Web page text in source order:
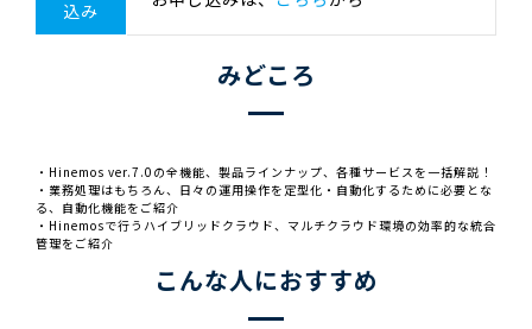
込み
みどころ
・Hinemos ver.7.0の全機能、製品ラインナップ、各種サービスを一括解説！
・業務処理はもちろん、日々の運用操作を定型化・自動化するために必要とな
る、自動化機能をご紹介
・Hinemosで行うハイブリッドクラウド、マルチクラウド環境の効率的な統合
管理をご紹介
こんな人におすすめ